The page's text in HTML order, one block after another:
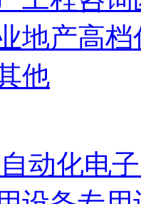
地产高档
他
自动化电